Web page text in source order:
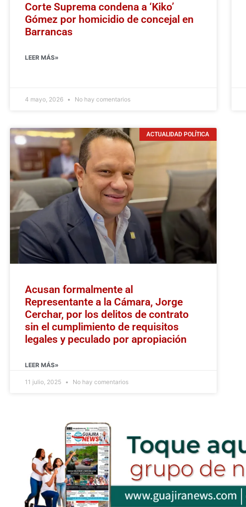
Corte Suprema condena a ‘Kiko’
Gómez por homicidio de concejal en
Barrancas
LEER MÁS»
4 mayo, 2026 No hay comentarios
ACTUALIDAD POLÍTICA
Acusan formalmente al
Representante a la Cámara, Jorge
Cerchar, por los delitos de contrato
sin el cumplimiento de requisitos
legales y peculado por apropiación
LEER MÁS»
11 julio, 2025 No hay comentarios